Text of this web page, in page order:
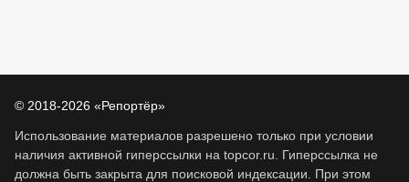
© 2018-2026 «Репортёр»
Использование материалов разрешено только при условии
наличия активной гиперссылки на topcor.ru. Гиперссылка не
должна быть закрыта для поисковой индексации. При этом